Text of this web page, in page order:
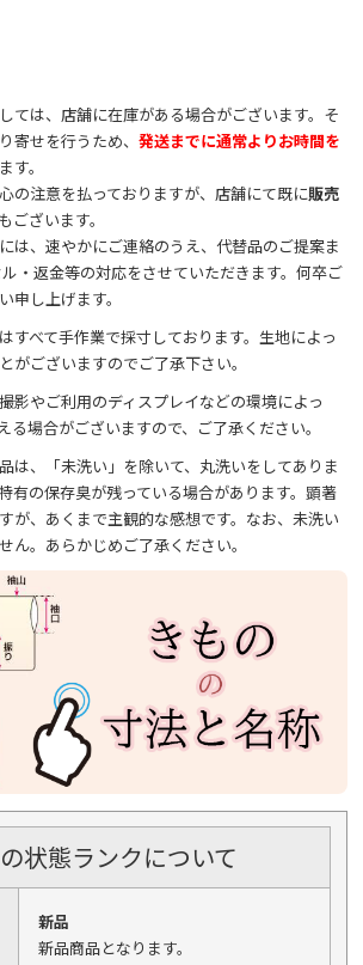
ては、店舗に在庫がある場合がございます。そ
寄せを行うため、発送までに通常よりお時間を
す。
の注意を払っておりますが、店舗にて既に販売
ございます。
は、速やかにご連絡のうえ、代替品のご提案ま
・返金等の対応をさせていただきます。何卒ご
申し上げます。
すべて手作業で採寸しております。生地によっ
がございますのでご了承下さい。
影やご利用のディスプレイなどの環境によっ
る場合がございますので、ご了承ください。
は、「未洗い」を除いて、丸洗いをしてありま
有の保存臭が残っている場合があります。顕著
が、あくまで主観的な感想です。なお、未洗い
ん。あらかじめご了承ください。
状態ランクについて
新品
新品商品となります。